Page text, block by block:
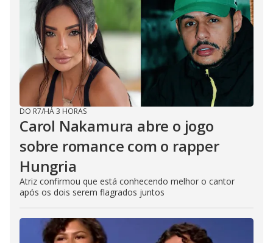
DO R7/HÁ 3 HORAS
Carol Nakamura abre o jogo
sobre romance com o rapper
Hungria
Atriz confirmou que está conhecendo melhor o cantor
após os dois serem flagrados juntos